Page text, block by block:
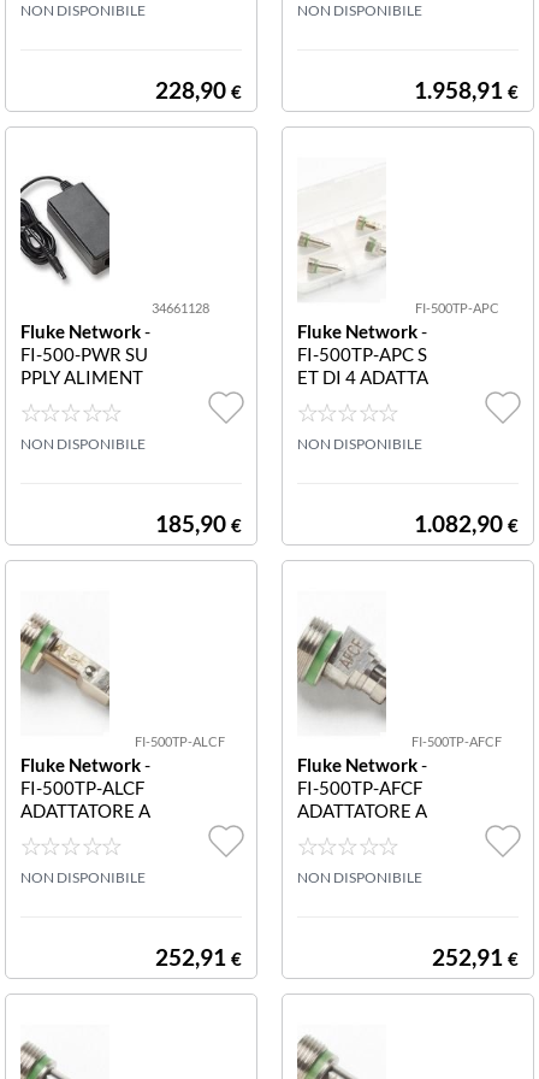
NTA FC PER CO
NON DISPONIBILE
228,90 €
IONALE PER AL
SISTEMA PER L
ISPEZIONE DEL
LA FIBRA OTTI
NON DISPONIBILE
1.958,91 €
34661128
Fluke Network-
FI-500-PWR SU
PPLY ALIMENT
ATORE DI RICA
MBIO PER CAR
ICABATTERIA
NON DISPONIBILE
185,90 €
FI-500TP-APC
Fluke Network-
FI-500TP-APC S
ET DI 4 ADATTA
TORI APC CON
FEZIONE DA 4
PUNTE APC TR
NON DISPONIBILE
1.082,90 €
FI-500TP-ALCF
Fluke Network-
FI-500TP-ALCF
ADATTATORE A
VITE PER CON
NETTORI LC PU
NTA LC APC PE
NON DISPONIBILE
252,91 €
FI-500TP-AFCF
Fluke Network-
FI-500TP-AFCF
ADATTATORE A
VITE PER CON
NETTORI FC PU
NTA FC APC PE
NON DISPONIBILE
252,91 €